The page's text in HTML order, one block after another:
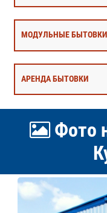
МОДУЛЬНЫЕ БЫТОВКИ
АРЕНДА БЫТОВКИ
Фото